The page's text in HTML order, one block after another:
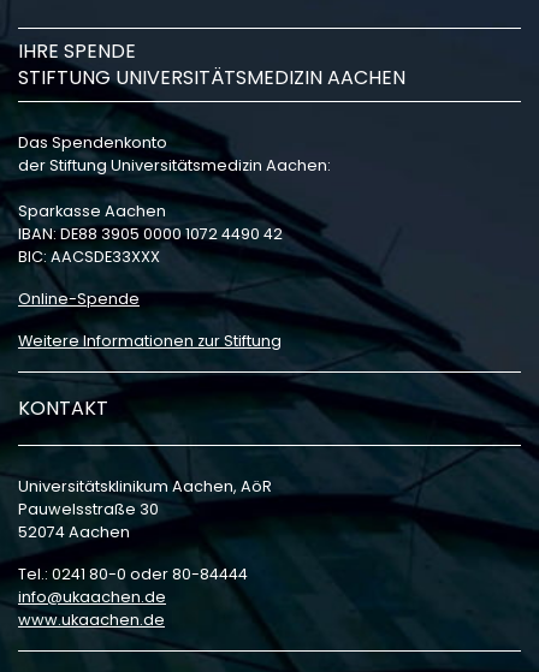
IHRE SPENDE
STIFTUNG UNIVERSITÄTSMEDIZIN AACHEN
Das Spendenkonto
der Stiftung Universitätsmedizin Aachen:
Sparkasse Aachen
IBAN: DE88 3905 0000 1072 4490 42
BIC: AACSDE33XXX
Online-Spende
Weitere Informationen zur Stiftung
KONTAKT
Universitätsklinikum Aachen, AöR
Pauwelsstraße 30
52074 Aachen
Tel.: 0241 80-0 oder 80-84444
info
ukaachen de
www.ukaachen.de